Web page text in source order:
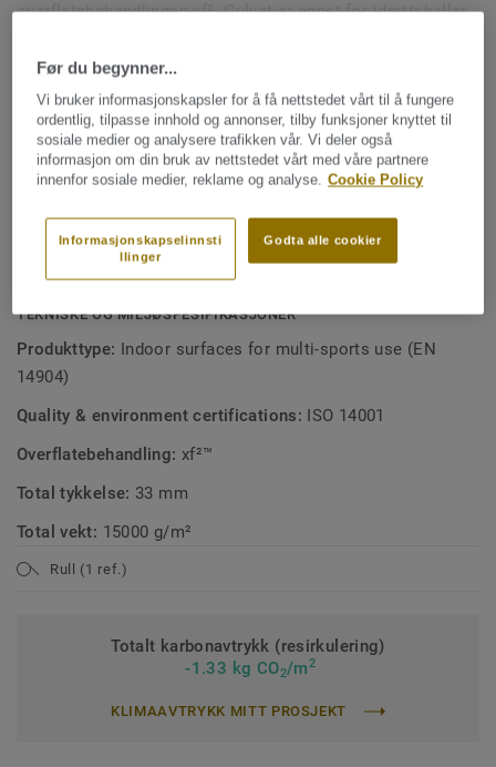
overflatebehandlingen xf². Gulvet er egnet for idrettshaller
til spillkvalitet. Dette er et utmerket sportsgulv for elitelag
innen basket og håndball. Gulvet er også velegnet for andre
typer aktiviteter som utstillinger, messer og konserter
takket være god motstand mot inntrykksmerker. Lumaflex
Energy Linosport xf² oppfyller alle krav i henhold til EN
14904.
NØKKELEGENSKAPER
Overflateelastisk sportsgulv - A4 EN14904
Godt egnet for idrettshaller og gymsaler fra
videregående skole
Høy motstand mot inntrykksmerker
Kostnadseffektivt vedlikehold
TEKNISKE OG MILJØSPESIFIKASJONER
Produkttype: Indoor surfaces for multi-sports use (EN
14904)
Quality & environment certifications: ISO 14001
Overflatebehandling: xf²™
Total tykkelse: 33 mm
Total vekt: 15000 g/m²
Rull (1 ref.)
Totalt karbonavtrykk (resirkulering)
-1.33 kg CO2/m2
KLIMAAVTRYKK MITT PROSJEKT
Før du begynner...
Vi bruker informasjonskapsler for å få nettstedet vårt til å fungere
ordentlig, tilpasse innhold og annonser, tilby funksjoner knyttet til
sosiale medier og analysere trafikken vår. Vi deler også
informasjon om din bruk av nettstedet vårt med våre partnere
innenfor sosiale medier, reklame og analyse. Cookie Policy
Godta alle cookier
Informasjonskapselinnsti
llinger